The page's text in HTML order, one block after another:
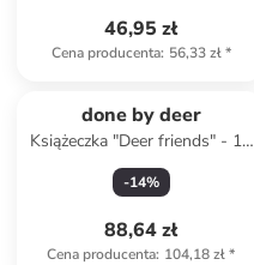
46,95 zł
Cena producenta: 56,33 zł*
done by deer
Książeczka "Deer friends" - 18
m+
-14%
88,64 zł
Cena producenta: 104,18 zł*